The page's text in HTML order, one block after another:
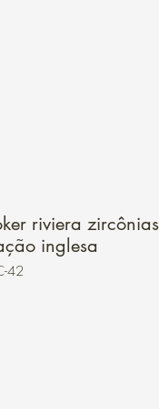
riviera zircônias
inglesa
42